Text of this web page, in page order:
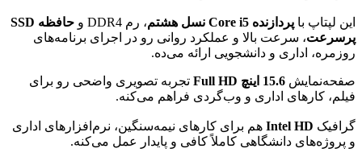
این لپتاپ با پردازنده Core i5 نسل هشتم ، رم DDR4 و
حافظه SSD
پرسرعت، سرعت بالا و عملکرد روانی رو در اجرای برنامه‌های
روزمره، اداری و دانشجویی ارائه می‌ده.
صفحه‌نمایش 15.6 اینچ Full HD
تجربه تصویری واضحی رو برای
فیلم، کارهای اداری و وب‌گردی فراهم می‌کنه.
گرافیک Intel HD هم برای کارهای نیمه‌سنگین، نرم‌افزارهای اداری
و پروژه‌های دانشگاهی کاملاً کافی و پایدار عمل می‌کنه.